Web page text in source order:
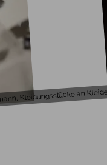
Kleidungsstücke an